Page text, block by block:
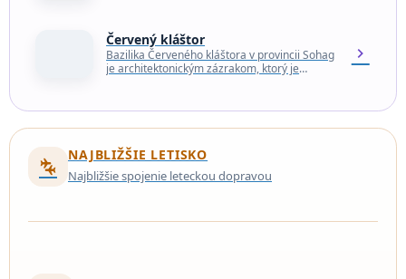
najnepravdepodobnejších…
Červený kláštor
Bazilika Červeného kláštora v provincii Sohag
je architektonickým zázrakom, ktorý je
chevron_right
connecting_airports
NAJBLIŽŠIE LETISKO
Najbližšie spojenie leteckou dopravou